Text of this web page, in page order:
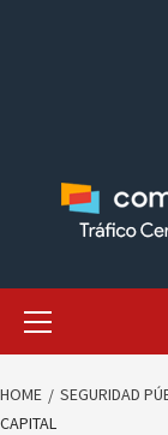
HOME SEGURIDAD
CAPITAL